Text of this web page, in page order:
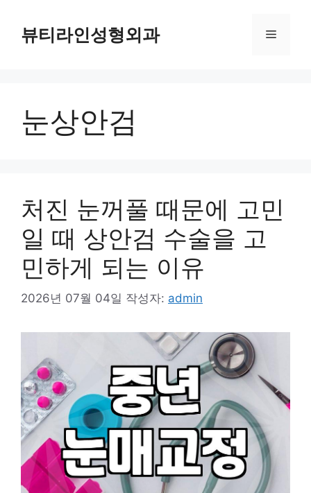
뷰티라인성형외과 메
눈상안검
처진 눈꺼풀 때문에 고민
일 때 상안검 수술을 고
민하게 되는 이유
2026년 07월 04일 작성자: admin